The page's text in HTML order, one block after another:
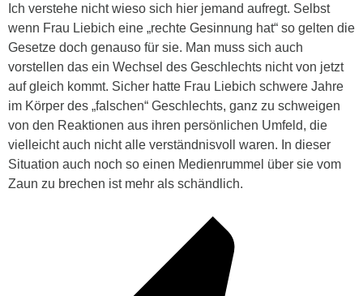
Ich verstehe nicht wieso sich hier jemand aufregt. Selbst
wenn Frau Liebich eine „rechte Gesinnung hat“ so gelten die
Gesetze doch genauso für sie. Man muss sich auch
vorstellen das ein Wechsel des Geschlechts nicht von jetzt
auf gleich kommt. Sicher hatte Frau Liebich schwere Jahre
im Körper des „falschen“ Geschlechts, ganz zu schweigen
von den Reaktionen aus ihren persönlichen Umfeld, die
vielleicht auch nicht alle verständnisvoll waren. In dieser
Situation auch noch so einen Medienrummel über sie vom
Zaun zu brechen ist mehr als schändlich.